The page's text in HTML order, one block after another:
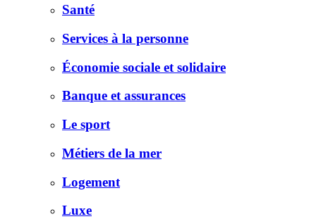
Santé
Services à la personne
Économie sociale et solidaire
Banque et assurances
Le sport
Métiers de la mer
Logement
Luxe